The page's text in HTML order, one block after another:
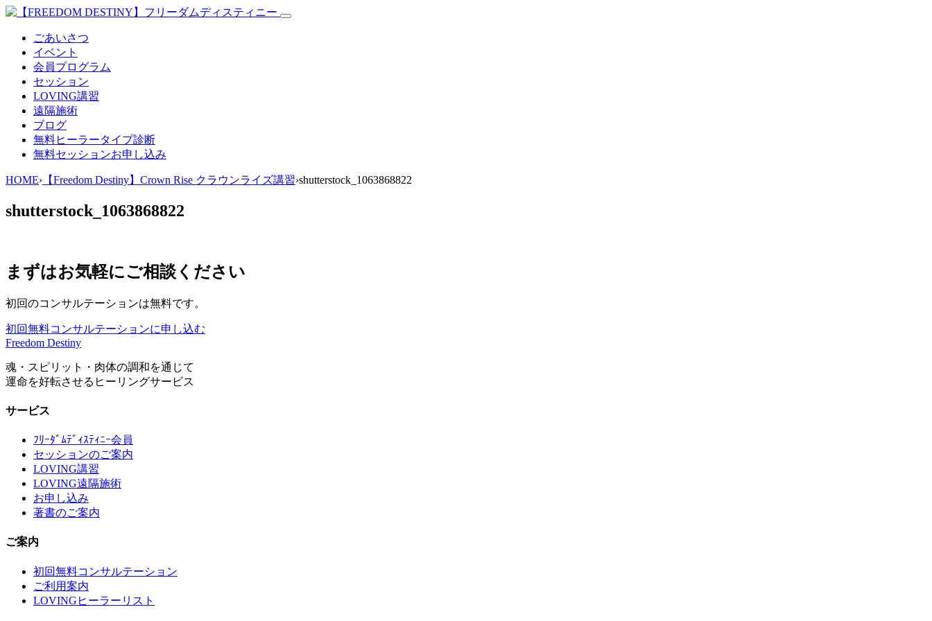
ごあいさつ
イベント
会員プログラム
セッション
LOVING講習
遠隔施術
ブログ
無料ヒーラータイプ診断
無料セッションお申し込み
HOME› 【Freedom Destiny】Crown Rise クラウンライズ講習›shutterstock_1063868822
shutterstock_1063868822
まずはお気軽にご相談ください
初回のコンサルテーションは無料です。
初回無料コンサルテーションに申し込む
Freedom Destiny
魂・スピリット・肉体の調和を通じて
運命を好転させるヒーリングサービス
サービス
ﾌﾘｰﾀﾞﾑﾃﾞｨｽﾃｨﾆｰ会員
セッションのご案内
LOVING講習
LOVING遠隔施術
お申し込み
著書のご案内
ご案内
初回無料コンサルテーション
ご利用案内
LOVINGヒーラーリスト